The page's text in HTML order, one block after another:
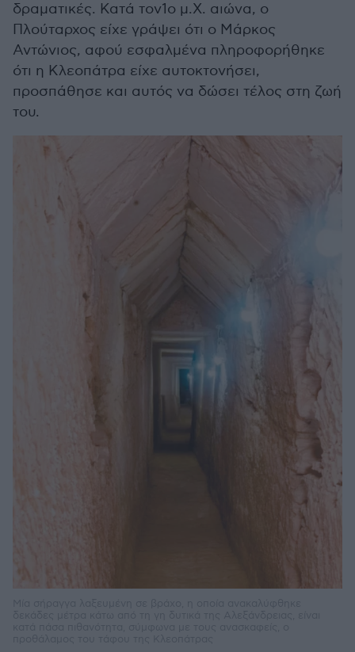
δραματικές. Κατά τον1ο μ.Χ. αιώνα, ο
Πλούταρχος είχε γράψει ότι ο Μάρκος
Αντώνιος, αφού εσφαλμένα πληροφορήθηκε
ότι η Κλεοπάτρα είχε αυτοκτονήσει,
προσπάθησε και αυτός να δώσει τέλος στη ζωή
του.